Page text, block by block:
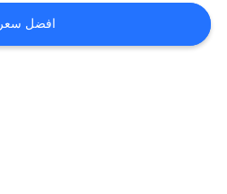
جميع
القضايا
افضل سعر